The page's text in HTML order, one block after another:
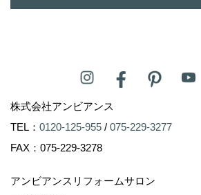
株式会社アンビアンス
TEL： 0120-125-955 / 075-229-3277
FAX：075-229-3278
アンビアンスリフォームサロン